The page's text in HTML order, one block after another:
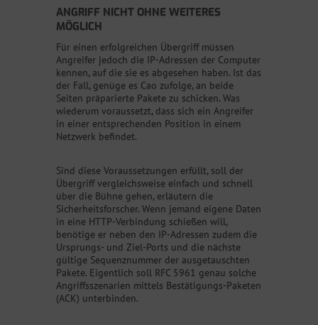
ANGRIFF NICHT OHNE WEITERES
MÖGLICH
Für einen erfolgreichen Übergriff müssen
Angreifer jedoch die IP-Adressen der Computer
kennen, auf die sie es abgesehen haben. Ist das
der Fall, genüge es Cao zufolge, an beide
Seiten präparierte Pakete zu schicken. Was
wiederum voraussetzt, dass sich ein Angreifer
in einer entsprechenden Position in einem
Netzwerk befindet.
Sind diese Voraussetzungen erfüllt, soll der
Übergriff vergleichsweise einfach und schnell
über die Bühne gehen, erläutern die
Sicherheitsforscher. Wenn jemand eigene Daten
in eine HTTP-Verbindung schießen will,
benötige er neben den IP-Adressen zudem die
Ursprungs- und Ziel-Ports und die nächste
gültige Sequenznummer der ausgetauschten
Pakete. Eigentlich soll RFC 5961 genau solche
Angriffsszenarien mittels Bestätigungs-Paketen
(ACK) unterbinden.